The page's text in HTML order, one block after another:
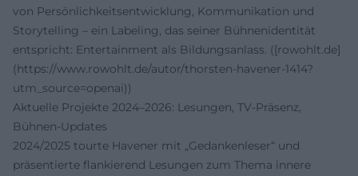
von Persönlichkeitsentwicklung, Kommunikation und
Storytelling – ein Labeling, das seiner Bühnenidentität
entspricht: Entertainment als Bildungsanlass. ([rowohlt.de]
(https://www.rowohlt.de/autor/thorsten-havener-1414?
utm_source=openai))
Aktuelle Projekte 2024–2026: Lesungen, TV-Präsenz,
Bühnen-Updates
2024/2025 tourte Havener mit „Gedankenleser“ und
präsentierte flankierend Lesungen zum Thema innere